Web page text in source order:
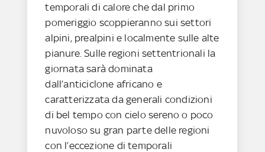
temporali di calore che dal primo
pomeriggio scoppieranno sui settori
alpini, prealpini e localmente sulle alte
pianure. Sulle regioni settentrionali la
giornata sarà dominata
dall’anticiclone africano e
caratterizzata da generali condizioni
di bel tempo con cielo sereno o poco
nuvoloso su gran parte delle regioni
con l’eccezione di temporali